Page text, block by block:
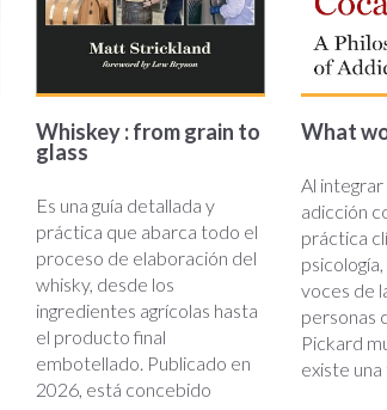
Whiskey : from grain to
glass
Es una guía detallada y
práctica que abarca todo el
proceso de elaboración del
whisky, desde los
ingredientes agrícolas hasta
el producto final
embotellado. Publicado en
2026, está concebido
What
Al integrar
adicción
práctica
voces de
personas
Pickard
existe una